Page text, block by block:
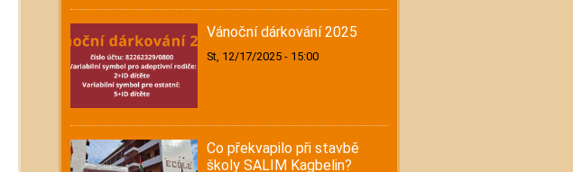
Vánoční dárkování 2025
St, 12/17/2025 - 15:00
Co překvapilo při stavbě
školy SALIM Kagbelin?